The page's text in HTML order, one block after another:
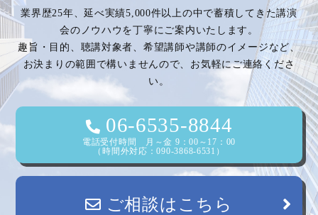
業界歴25年、延べ実績5,000件以上の中で蓄積してきた講演
会のノウハウを丁寧にご案内いたします。
趣旨・目的、聴講対象者、希望講師や講師のイメージなど、
お決まりの範囲で構いませんので、お気軽にご連絡くださ
い。
06-6535-8844
電話受付時間 月～金 9：00～17：00
（時間外対応：090-3868-6531）
ご相談はこちら